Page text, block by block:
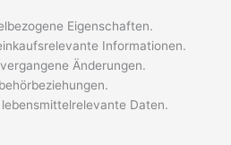
Eigenschaften.
Informationen.
Änderungen.
Daten.